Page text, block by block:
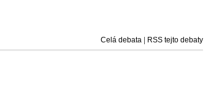
Celá debata | RSS tejto debaty